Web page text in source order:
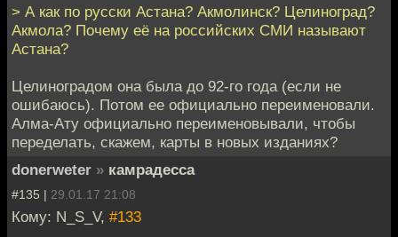
> А как по русски Астана? Акмолинск? Целиноград?
Акмола? Почему её на российских СМИ называют
Астана?
Целиноградом она была до 92-го года (если не
ошибаюсь). Потом ее официально переименовали.
Алма-Ату официально переименовывали, чтобы
переделать, скажем, карты в новых изданиях?
donerweter » камрадесса
#135 | 29.01.17 21:08
Кому: N_S_V, #133